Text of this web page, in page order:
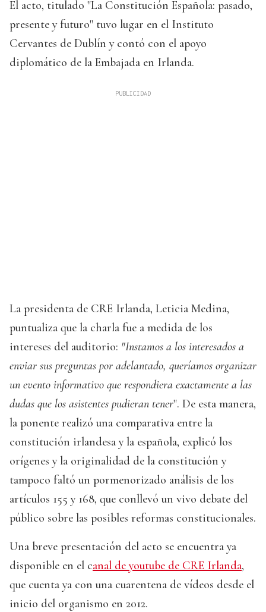
El acto, titulado "La Constitución Española: pasado,
presente y futuro" tuvo lugar en el Instituto
Cervantes de Dublín y contó con el apoyo
diplomático de la Embajada en Irlanda.
La presidenta de CRE Irlanda, Leticia Medina,
puntualiza que la charla fue a medida de los
intereses del auditorio: "Instamos a los interesados a
enviar sus preguntas por adelantado, queríamos organizar
un evento informativo que respondiera exactamente a las
dudas que los asistentes pudieran tener". De esta manera,
la ponente realizó una comparativa entre la
constitución irlandesa y la española, explicó los
orígenes y la originalidad de la constitución y
tampoco faltó un pormenorizado análisis de los
artículos 155 y 168, que conllevó un vivo debate del
público sobre las posibles reformas constitucionales.
Una breve presentación del acto se encuentra ya
disponible en el canal de youtube de CRE Irlanda,
que cuenta ya con una cuarentena de vídeos desde el
inicio del organismo en 2012.